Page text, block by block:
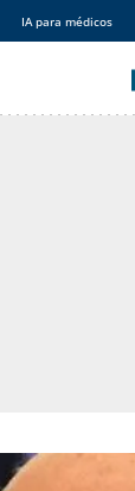
IA para médicos